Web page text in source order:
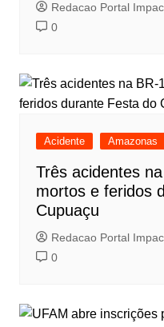
Redacao Portal
0
Acidente Amazonas
Três acidentes
mortos e feridos
Cupuaçu
Redacao Portal
0